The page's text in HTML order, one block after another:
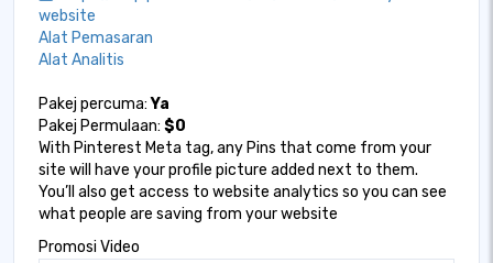
website
Alat Pemasaran
Alat Analitis
Pakej percuma:Ya
Pakej Permulaan: $0
With Pinterest Meta tag, any Pins that come from your
site will have your profile picture added next to them.
You’ll also get access to website analytics so you can see
what people are saving from your website
Promosi Video